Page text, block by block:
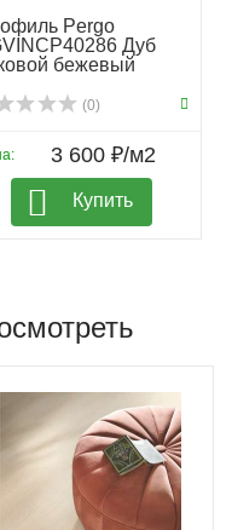
Pergo
Дуб
бежевый
(0)
3 600 ₽/м2
Купить